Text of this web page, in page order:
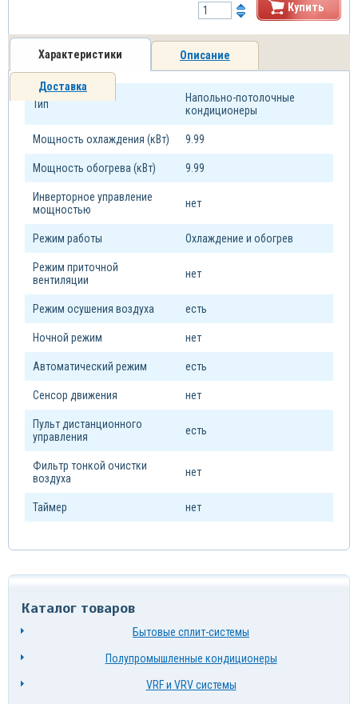
Купить
Характеристики Описание
Доставка
Тип
Напольно-потолочные
кондиционеры
Мощность охлаждения (кВт) 9.99
Мощность обогрева (кВт) 9.99
Инверторное управление
мощностью
нет
Режим работы Охлаждение и обогрев
Режим приточной
вентиляции
нет
Режим осушения воздуха есть
Ночной режим нет
Автоматический режим есть
Сенсор движения нет
Пульт дистанционного
управления
есть
Фильтр тонкой очистки
воздуха
нет
Таймер нет
Каталог товаров
Бытовые сплит-системы
Полупромышленные кондиционеры
VRF и VRV системы